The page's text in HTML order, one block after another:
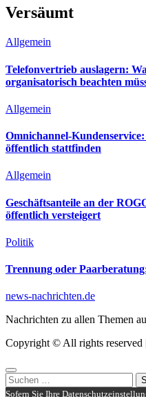
Versäumt
Allgemein
Telefonvertrieb auslagern:
organisatorisch beachten
Allgemein
Omnichannel-
öffentlich stattfinden
Allgemein
Geschäftsanteile an der
öffentlich versteigert
Politik
Trennung oder
news-nachrichten.de
Nachrichten zu allen Themen
Copyright © All rights reserved
Suchen
nach:
Sofern Sie Ihre